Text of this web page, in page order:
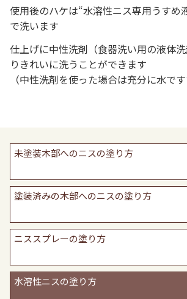
使用後のハケは“水溶性ニス専用うすめ
で洗います
仕上げに中性洗剤（食器洗い用の液体
りきれいに洗うことができます
（中性洗剤を使った場合は充分に水で
未塗装木部へのニスの塗り方
塗装済みの木部へのニスの塗り方
ニススプレーの塗り方
水溶性ニスの塗り方